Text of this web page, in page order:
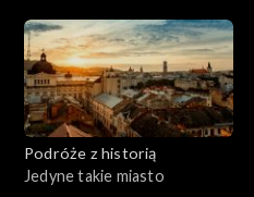
Podróże z historią
Jedyne takie miasto